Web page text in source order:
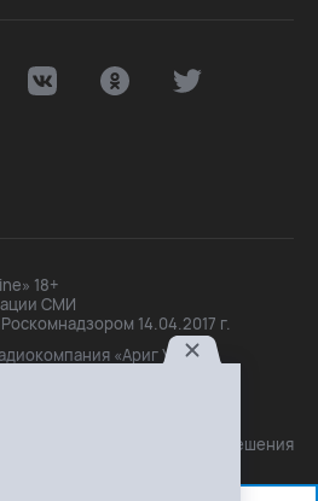
18+
СМИ
14.04.2017 г.
«Ариг Ус»,
О.Б.
14,
только с письменного разрешения
прямая активная ссылка на